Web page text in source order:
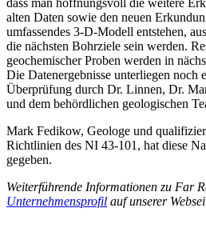
alten Daten sowie den neuen
umfassendes 3-D-Modell entstehen,
die nächsten Bohrziele sein werden.
geochemischer Proben werden in
Die Datenergebnisse unterliegen noch
Überprüfung durch Dr. Linnen, Dr.
und dem behördlichen geologischen
Mark Fedikow, Geologe und
Richtlinien des NI 43-101, hat diese
gegeben.
Weiterführende Informationen zu Far
Unternehmensprofil auf unserer